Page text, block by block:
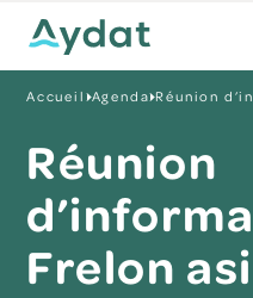
Accueil Agenda
Réunion
Frelon